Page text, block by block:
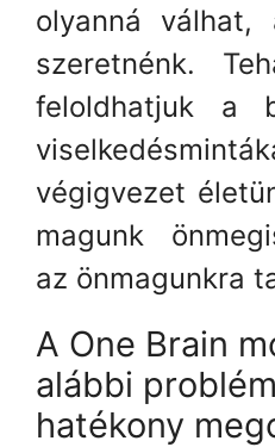
olyanná válhat,
szeretnénk.
feloldhatjuk a
végigvezet
magunk
az önmagunkra
A One Brain
alábbi
hatékony